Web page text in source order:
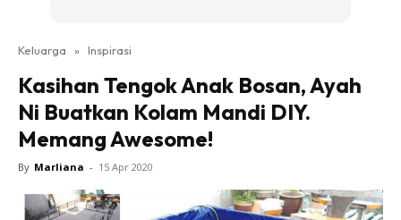
Keluarga » Inspirasi
Kasihan Tengok Anak Bosan, Ayah
Ni Buatkan Kolam Mandi DIY.
Memang Awesome!
By Marliana - 15 Apr 2020